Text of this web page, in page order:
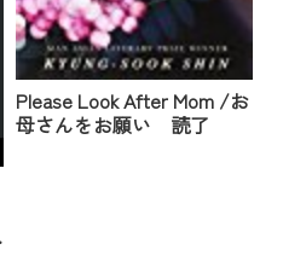
Please Look After Mom /お
母さんをお願い 読了